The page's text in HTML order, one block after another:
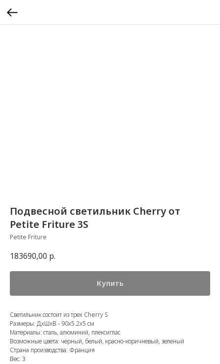
Подвесной светильник Cherry от
Petite Friture 3S
Petite Friture
183690,00 р.
Купить
Светильник состоит из трех Cherry S
Размеры: ДхШхВ - 90х5.2х5 см
Материалы: сталь, алюминий, плексиглас
Возможные цвета: черный, белый, красно-коричневый, зеленый
Страна производства: Франция
Вес: 3